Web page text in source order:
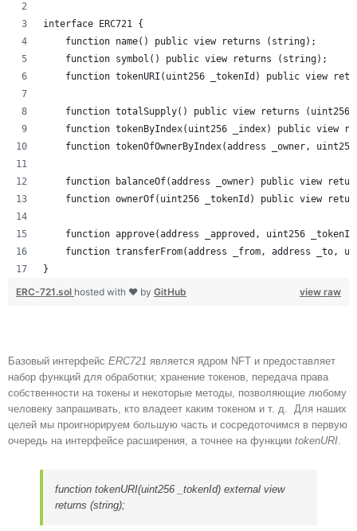
interface ERC721 {
    function name() public view returns (string);
    function symbol() public view returns (string);
function tokenURI(uint256 _tokenId) public view
function totalSupply() public view returns
function tokenByIndex(uint256 _index) public view
function tokenOfOwnerByIndex(address _owner,
function balanceOf(address _owner) public view
function ownerOf(uint256 _tokenId) public view
function approve(address _approved, uint256
function transferFrom(address _from, address _to,
}
view raw
ERC-721.sol hosted with ❤ by GitHub
Базовый интерфейс ERC721 является ядром NFT и предоставляет
набор функций для обработки; хранение токенов, передача права
собственности на токены и некоторые методы, позволяющие любому
человеку запрашивать, кто владеет каким токеном и т. д. Для наших
целей мы проигнорируем большую часть и сосредоточимся в первую
очередь на интерфейсе расширения, а точнее на функции tokenURI.
function tokenURI(uint256 _tokenId) external view
returns (string);